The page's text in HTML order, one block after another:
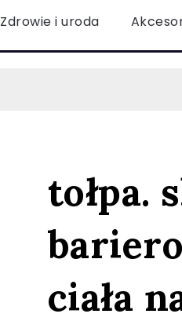
Zdrowie i uroda
tołpa.
ciała